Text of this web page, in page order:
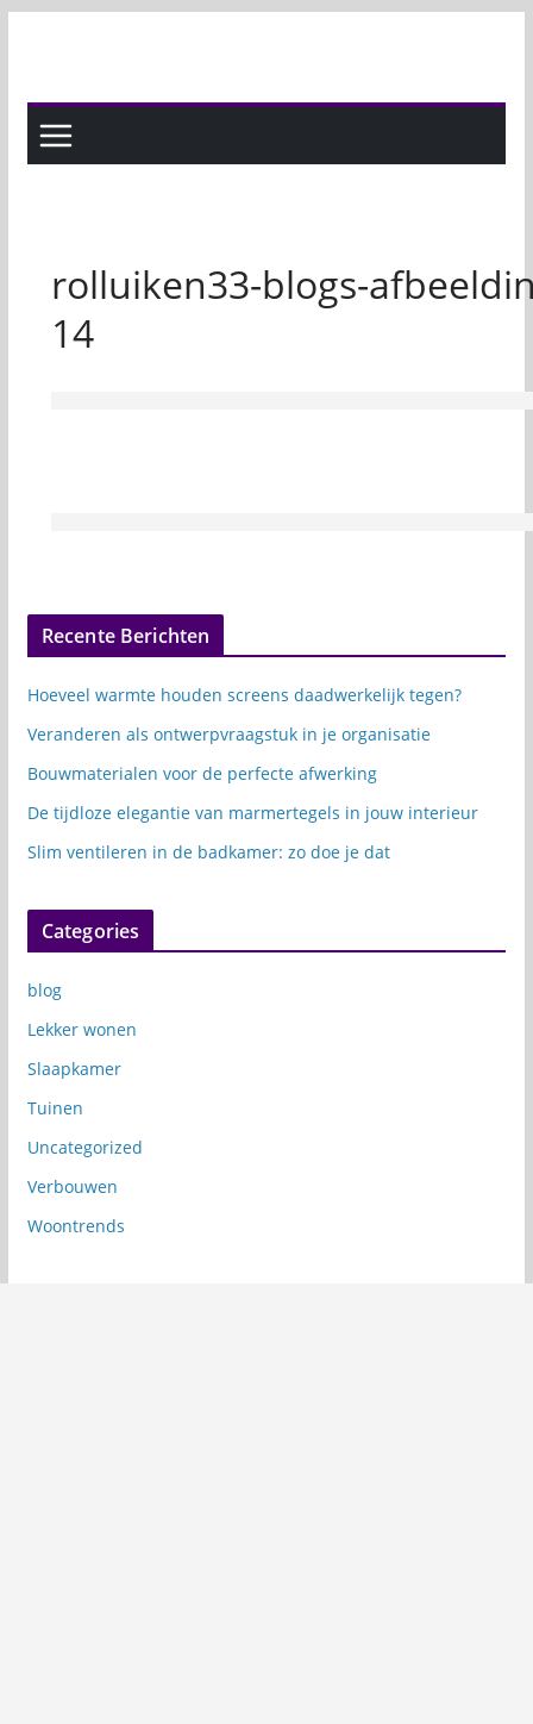
rolluiken33-blogs-
14
Recente Berichten
Hoeveel warmte houden screens daadwerkelijk tegen?
Veranderen als ontwerpvraagstuk in je organisatie
Bouwmaterialen voor de perfecte afwerking
De tijdloze elegantie van marmertegels in jouw interieur
Slim ventileren in de badkamer: zo doe je dat
Categories
blog
Lekker wonen
Slaapkamer
Tuinen
Uncategorized
Verbouwen
Woontrends